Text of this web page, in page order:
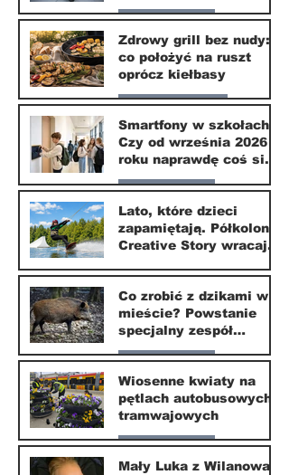
Nasze miasto
3 lip
Zdrowy grill bez nudy:
co położyć na ruszt
oprócz kiełbasy
Zdrowie i uroda
1 lip
Smartfony w szkołach.
Czy od września 2026
roku naprawdę coś się
zmieni?
Nasze miasto
1 lip
Lato, które dzieci
zapamiętają. Półkolonie
Creative Story wracają
20 kwi
Co zrobić z dzikami w
mieście? Powstanie
specjalny zespół
ekspertów
Nasze miasto
20 kwi
Wiosenne kwiaty na
pętlach autobusowych i
tramwajowych
Nasze miasto
Mały Luka z Wilanowa